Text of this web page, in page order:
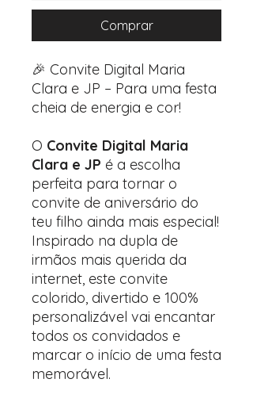
Comprar
🎉 Convite Digital Maria
Clara e JP – Para uma festa
cheia de energia e cor!
O Convite Digital Maria
Clara e JP é a escolha
perfeita para tornar o
convite de aniversário do
teu filho ainda mais especial!
Inspirado na dupla de
irmãos mais querida da
internet, este convite
colorido, divertido e 100%
personalizável vai encantar
todos os convidados e
marcar o início de uma festa
memorável.